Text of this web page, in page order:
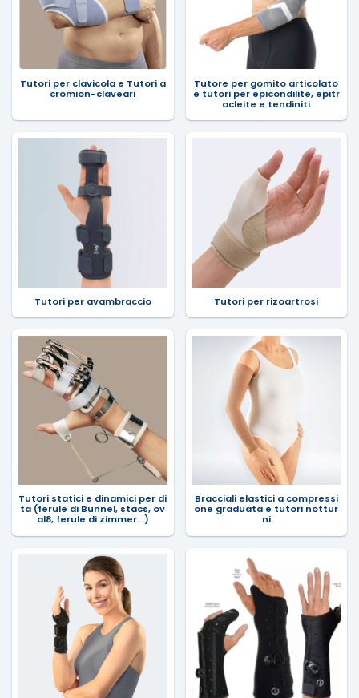
Tutori per clavicola e Tutori a
cromion-claveari
Tutore per gomito articolato
e tutori per epicondilite, epitr
ocleite e tendiniti
Tutori per avambraccio Tutori per rizoartrosi
Tutori statici e dinamici per di
ta (ferule di Bunnel, stacs, ov
al8, ferule di zimmer...)
Bracciali elastici a compressi
one graduata e tutori nottur
ni